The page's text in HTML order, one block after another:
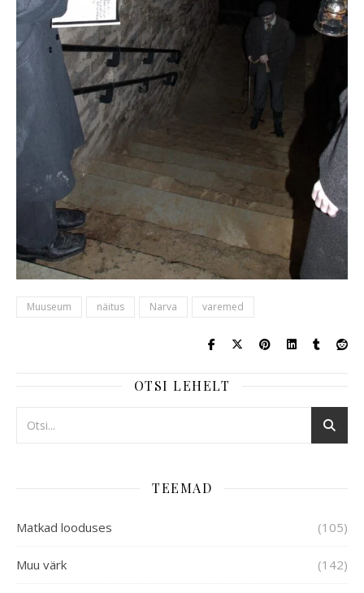
Muuseum näitus Narva varemed
OTSI LEHELT
TEEMAD
Matkad looduses (105)
Muu värk (142)